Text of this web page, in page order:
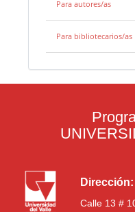
Para autores/as
Para bibliotecarios/as
Dirección:
Calle 13 #